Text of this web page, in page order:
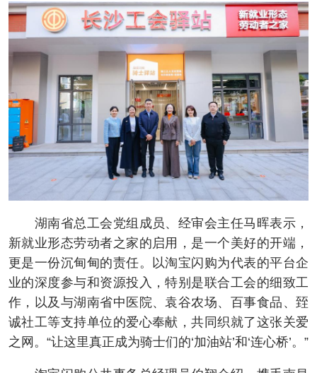
湖南省总工会党组成员、经审会主任马晖表示，
新就业形态劳动者之家的启用，是一个美好的开端，
更是一份沉甸甸的责任。以淘宝闪购为代表的平台企
业的深度参与和资源投入，特别是联合工会的细致工
作，以及与湖南省中医院、袁谷农场、百事食品、臸
诚社工等支持单位的爱心奉献，共同织就了这张关爱
之网。“让这里真正成为骑士们的‘加油站’和‘连心桥’。”